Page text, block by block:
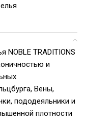
NOBLE TRADITIONS
и
Вены,
пододеяльники и
плотности